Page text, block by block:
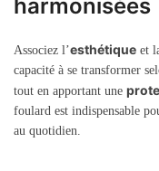
harmonisées
Associez l’esthétique et
capacité à se transformer
tout en apportant une
foulard est indispensable
au quotidien.